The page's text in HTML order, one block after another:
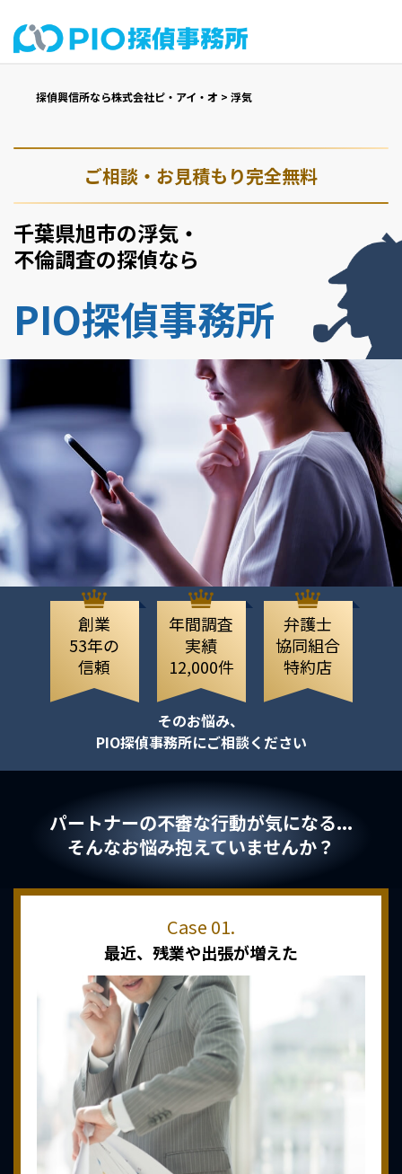
探偵興信所なら株式会社ピ・アイ・オ > 浮気
ご相談・お見積もり完全無料
千葉県旭市の浮気・
不倫調査の探偵なら
PIO探偵事務所
創業
53年の
信頼
年間調査
実績
12,000件
弁護士
協同組合
特約店
そのお悩み、
PIO探偵事務所にご相談ください
パートナーの不審な行動が気になる...
そんなお悩み抱えていませんか？
最近、 残業や出張が増えた